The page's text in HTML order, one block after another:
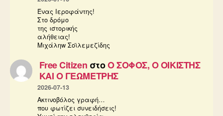
Ένας Ιεροφάντης!
Στο δρόμο
της ιστορικής
αλήθειας!
Μιχάληw Σοϊλεμεζίδης
Free Citizen στοΟ ΣΟΦΟΣ, Ο ΟΙΚΙΣΤΗΣ
ΚΑΙ Ο ΓΕΩΜΕΤΡΗΣ
2026-07-13
Ακτινοβόλος γραφή…
που φωτίζει συνειδήσεις!